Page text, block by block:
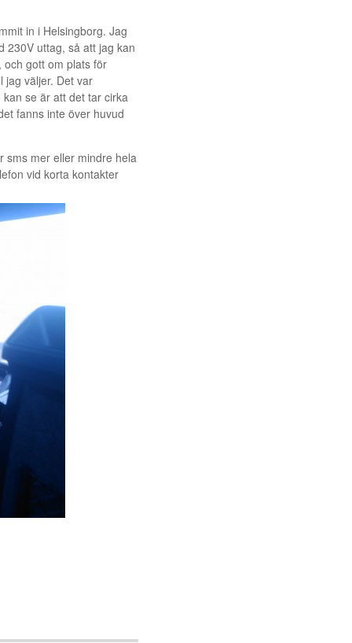
in i Helsingborg. Jag
230V uttag, så att jag kan
och gott om plats för
jag väljer. Det var
se är att det tar cirka
fanns inte över huvud
sms mer eller mindre hela
vid korta kontakter